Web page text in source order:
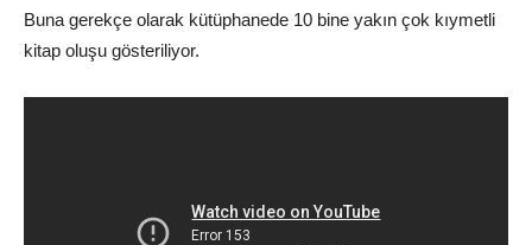
Buna gerekçe olarak kütüphanede 10 bine yakın çok kıymetli
kitap oluşu gösteriliyor.